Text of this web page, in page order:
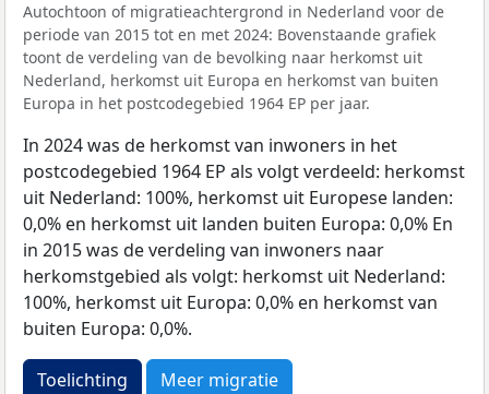
Autochtoon of migratieachtergrond in Nederland voor de
periode van 2015 tot en met 2024: Bovenstaande grafiek
toont de verdeling van de bevolking naar herkomst uit
Nederland, herkomst uit Europa en herkomst van buiten
Europa in het postcodegebied 1964 EP per jaar.
In 2024 was de herkomst van inwoners in het
postcodegebied 1964 EP als volgt verdeeld: herkomst
uit Nederland: 100%, herkomst uit Europese landen:
0,0% en herkomst uit landen buiten Europa: 0,0% En
in 2015 was de verdeling van inwoners naar
herkomstgebied als volgt: herkomst uit Nederland:
100%, herkomst uit Europa: 0,0% en herkomst van
buiten Europa: 0,0%.
Toelichting Meer migratie